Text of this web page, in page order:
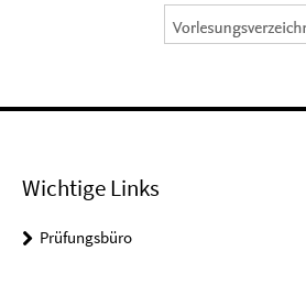
Wichtige Links
Prüfungsbüro